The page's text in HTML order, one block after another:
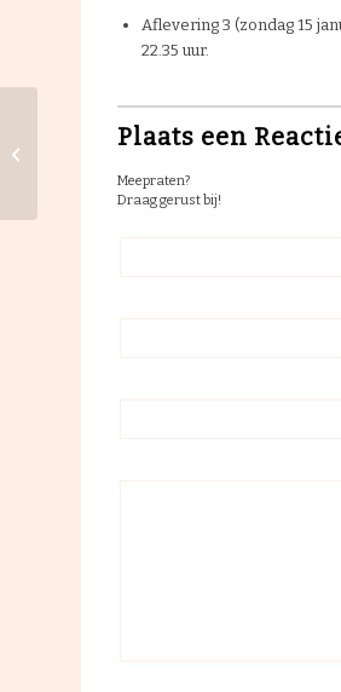
Aflevering 3 (zondag 15
22.35 uur.
Plaats een
Meepraten?
Draag gerust bij!